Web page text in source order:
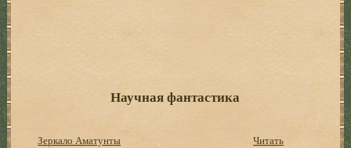
Научная фантастика
Зеркало Аматунты
Читать